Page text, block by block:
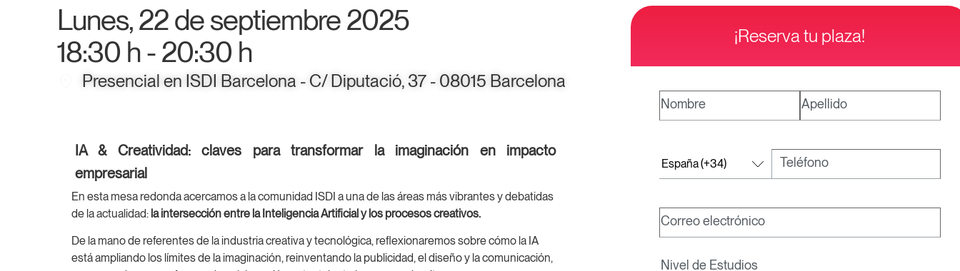
Lunes, 22 de septiembre 2025
18:30 h - 20:30 h
Presencial en ISDI Barcelona - C/ Diputació, 37 - 08015 Barcelona
IA & Creatividad: claves para transformar la imaginación en impacto
empresarial
En esta mesa redonda acercamos a la comunidad ISDI a una de las áreas más vibrantes y debatidas
de la actualidad: la intersección entre la Inteligencia Artificial y los procesos creativos.
De la mano de referentes de la industria creativa y tecnológica, reflexionaremos sobre cómo la IA
está ampliando los límites de la imaginación, reinventando la publicidad, el diseño y la comunicación,
¡Reserva tu plaza!
Nombre Apellido
Teléfono
Correo electrónico
Nivel de Estudios